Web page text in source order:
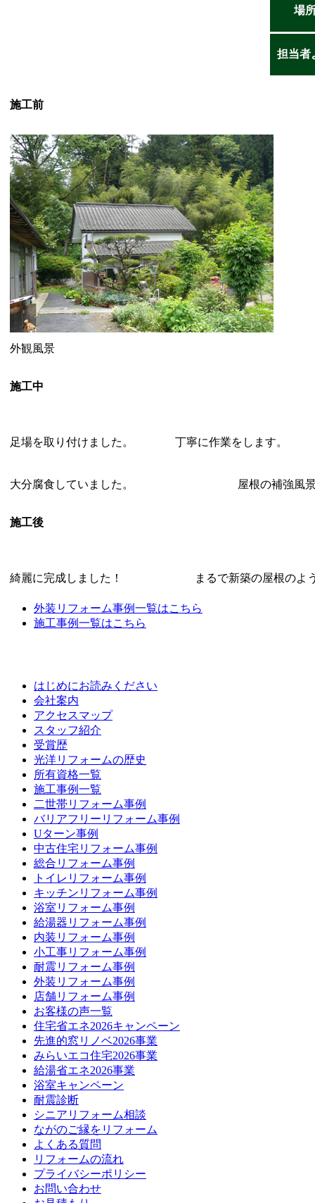
場
担当者
施工前
外観風景
施工中
足場を取り付けました。 丁寧に作業をします。
大分腐食していました。 屋根の補強風
施工後
綺麗に完成しました！ まるで新築の屋根のよ
外装リフォーム事例一覧はこちら
施工事例一覧はこちら
はじめにお読みください
会社案内
アクセスマップ
スタッフ紹介
受賞歴
光洋リフォームの歴史
所有資格一覧
施工事例一覧
二世帯リフォーム事例
バリアフリーリフォーム事例
Uターン事例
中古住宅リフォーム事例
総合リフォーム事例
トイレリフォーム事例
キッチンリフォーム事例
浴室リフォーム事例
給湯器リフォーム事例
内装リフォーム事例
小工事リフォーム事例
耐震リフォーム事例
外装リフォーム事例
店舗リフォーム事例
お客様の声一覧
住宅省エネ2026キャンペーン
先進的窓リノベ2026事業
みらいエコ住宅2026事業
給湯省エネ2026事業
浴室キャンペーン
耐震診断
シニアリフォーム相談
ながのご縁をリフォーム
よくある質問
リフォームの流れ
プライバシーポリシー
お問い合わせ